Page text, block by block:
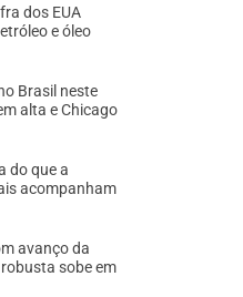
dos EUA
e óleo
Brasil neste
alta e Chicago
do que a
acompanham
avanço da
sobe em